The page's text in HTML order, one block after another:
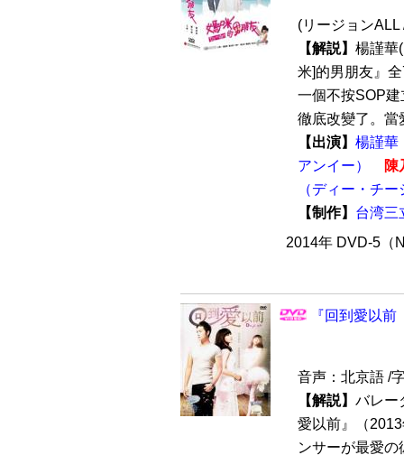
(リージョン
【解説】 楊謹華
米]的男朋友』
一個不按SOP
徹底改變了。當
【出演】 楊謹華
アンイー）
陳
（ディー・チ
【制作】 台湾三
2014年 DVD-5（
『回到愛以
音声：北京語 /
【解説】 バレー
愛以前』（
ンサーが最愛